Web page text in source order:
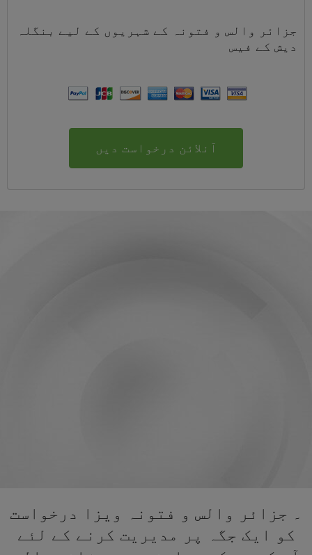
جزائر والس و فتونہ کے شہریوں کے لیے بنگلہ
دیش کے فیس
آنلائن درخواست دیں
۔ جزائر والس و فتونہ ویزا درخواست
کو ایک جگہ پر مدیریت کرنے کے لئے